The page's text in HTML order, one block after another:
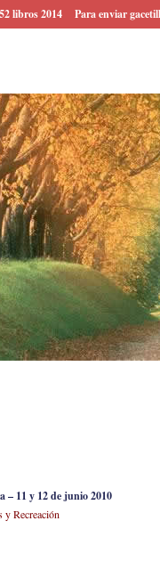
libros 2014 Para enviar
– 11 y 12 de junio 2010
y Recreación